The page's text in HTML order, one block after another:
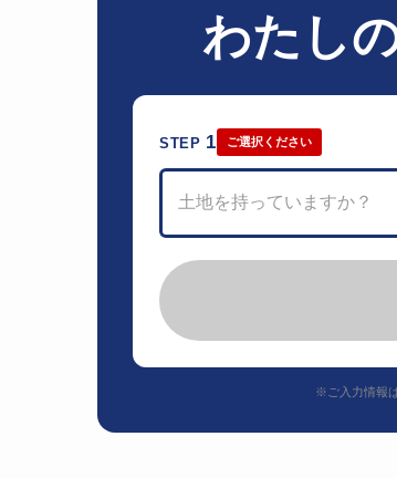
わたし
STEP 1 ご選択ください
土地を持っていますか？
※ご入力情報